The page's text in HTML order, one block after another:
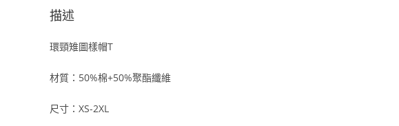
描述
環頸雉圖樣帽T
材質：50%棉+50%聚酯纖維
尺寸：XS-2XL